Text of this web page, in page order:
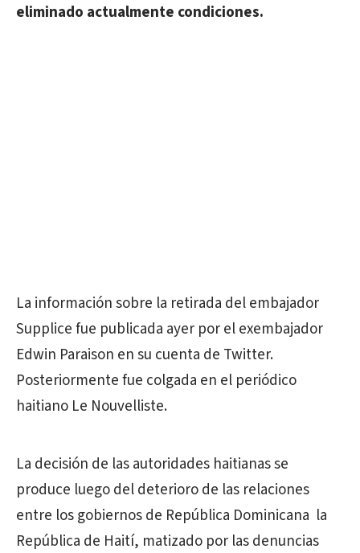
eliminado actualmente condiciones.
La información sobre la retirada del embajador
Supplice fue publicada ayer por el exembajador
Edwin Paraison en su cuenta de Twitter.
Posteriormente fue colgada en el periódico
haitiano Le Nouvelliste.
La decisión de las autoridades haitianas se
produce luego del deterioro de las relaciones
entre los gobiernos de República Dominicana la
República de Haití, matizado por las denuncias